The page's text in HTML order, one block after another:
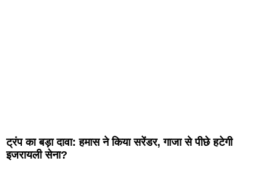
ट्रंप का बड़ा दावा: हमास ने किया सरेंडर, गाजा से पीछे हटेगी
इजरायली सेना?